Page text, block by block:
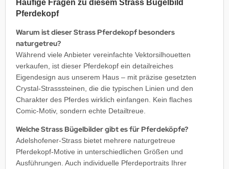
Häufige Fragen zu diesem Strass Bügelbild
Pferdekopf
Warum ist dieser Strass Pferdekopf besonders
naturgetreu?
Während viele Anbieter vereinfachte Vektorsilhouetten
verkaufen, ist dieser Pferdekopf ein detailreiches
Eigendesign aus unserem Haus – mit präzise gesetzten
Crystal-Strasssteinen, die die typischen Linien und den
Charakter des Pferdes wirklich einfangen. Kein flaches
Comic-Motiv, sondern echte Detailtreue.
Welche Strass Bügelbilder gibt es für Pferdeköpfe?
Adelshofener-Strass bietet mehrere naturgetreue
Pferdekopf-Motive in unterschiedlichen Größen und
Ausführungen. Auch individuelle Pferdeportraits Ihrer